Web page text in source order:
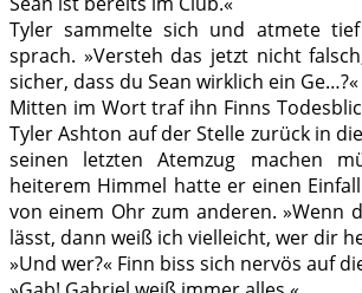
Tyler sammelte sich und atmete
sprach. »Versteh das jetzt nicht
sicher, dass du Sean wirklich ein Ge…?«
Mitten im Wort traf ihn Finns
Tyler Ashton auf der Stelle zurück in
seinen letzten Atemzug machen
heiterem Himmel hatte er einen
von einem Ohr zum anderen. »Wenn
lässt, dann weiß ich vielleicht, wer dir
»Und wer?« Finn biss sich nervös auf